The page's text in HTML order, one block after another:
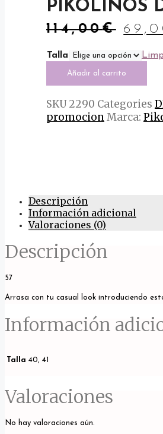
PIKOLINOS
114,00€ El
era:
Talla
DEPORTIVO
CAMBIL
6111C2
AZUL
cantidad
Añadir al carrito
SKU2290 Categories
promocionMarca:
Descripción
Información adicional
Valoraciones (0)
Descripción
57
Arrasa con tu casual look introduciendo
Información
Talla 40, 41
Valoraciones
No hay valoraciones aún.